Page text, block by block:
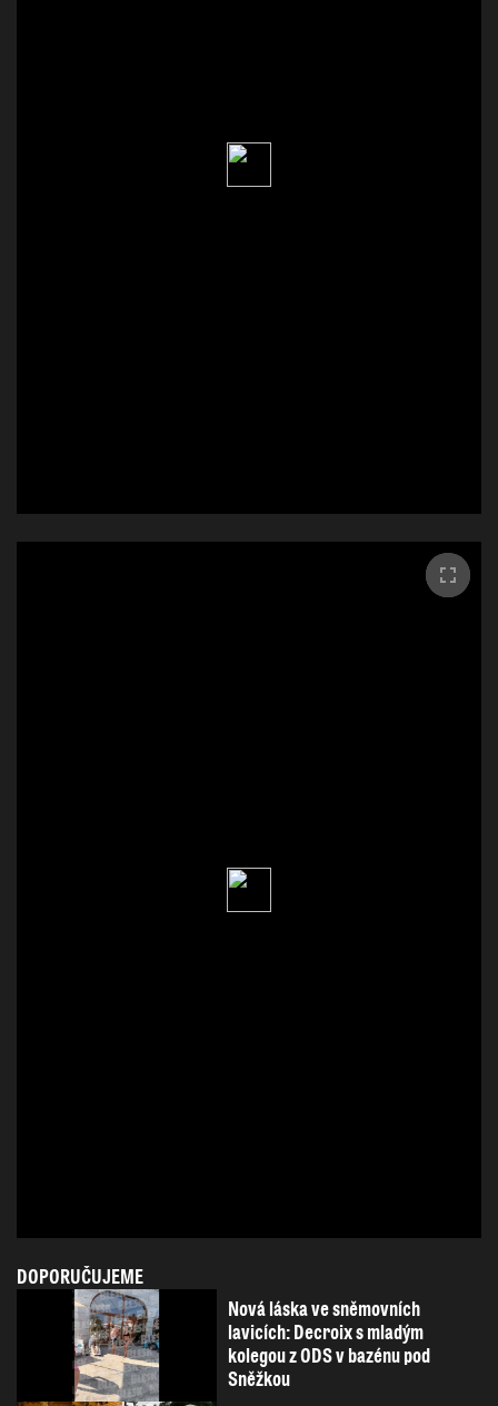
DOPORUČUJEME
Nová láska ve sněmovních
lavicích: Decroix s mladým
kolegou z ODS v bazénu pod
Sněžkou